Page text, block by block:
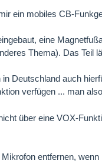
ein mobiles CB-
eine
Thema). Das Teil
Deutschland auch
verfügen ... man
über eine VOX-
entfernen,